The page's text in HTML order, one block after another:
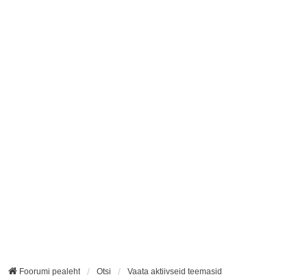
Foorumi pealeht Otsi Vaata aktiivseid teemasid